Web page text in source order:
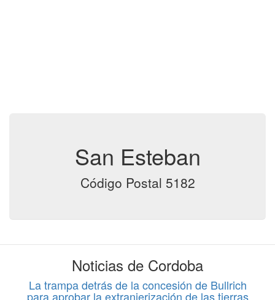
San Esteban
Código Postal 5182
Noticias de Cordoba
La trampa detrás de la concesión de Bullrich
para aprobar la extranjerización de las tierras